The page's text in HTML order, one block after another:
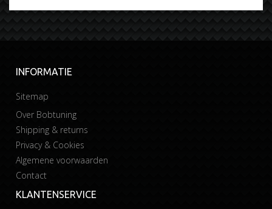
INFORMATIE
Sitemap
Over Bobtuning
Shipping & returns
Privacy & Cookies
Algemene voorwaarden
Contact
KLANTENSERVICE